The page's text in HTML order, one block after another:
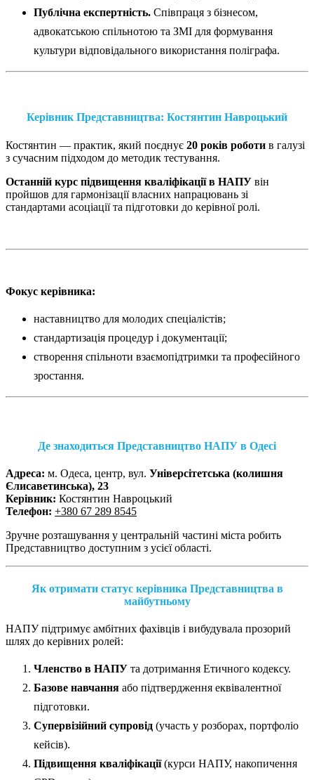
Публічна експертність. Співпраця з бізнесом,
адвокатською спільнотою та ЗМІ для формування
культури відповідального використання поліграфа.
Керівник Представництва: Костянтин Навроцький
Костянтин — практик, який поєднує 20 років роботи в галузі
з сучасним підходом до методик тестування.
Останній курс підвищення кваліфікації в НАПУ він
пройшов для гармонізації власних напрацювань зі
стандартами асоціації та підготовки до керівної ролі.
Фокус керівника:
наставництво для молодих спеціалістів;
стандартизація процедур і документації;
створення спільноти взаємопідтримки та професійного
зростання.
Де знаходиться Представництво НАПУ в Одесі
Адреса: м. Одеса, центр, вул. Універсітетська (колишня
Єлисаветинська), 23
Керівник: Костянтин Навроцький
Телефон: +380 67 289 8545
Зручне розташування у центральній частині міста робить
Представництво доступним з усієї області.
Як отримати статус керівника Представництва в
майбутньому
НАПУ підтримує амбітних фахівців і вибудувала прозорий
шлях до керівних ролей:
Членство в НАПУ та дотримання Етичного кодексу.
Базове навчання або підтвердження еквівалентної
підготовки.
Супервізійний супровід (участь у розборах, портфоліо
кейсів).
Підвищення кваліфікації(курси НАПУ, накопичення